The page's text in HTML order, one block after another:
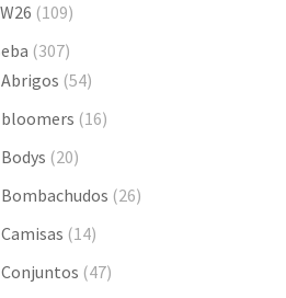
(109)
(307)
Abrigos (54)
bloomers (16)
Bodys (20)
Bombachudos (26)
Camisas (14)
Conjuntos (47)